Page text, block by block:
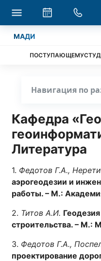
МАДИ
ПОСТУПАЮЩЕМУ
Кафедра
Литература
1. Федотов Г.А.,
аэрогеодезии и
работы. – М.:
2. Титов А.И.
строительства. – М.:
3. Федотов Г.А.,
проектирование
Навигация по